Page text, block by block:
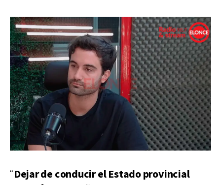
“Dejar de conducir el Estado provincial